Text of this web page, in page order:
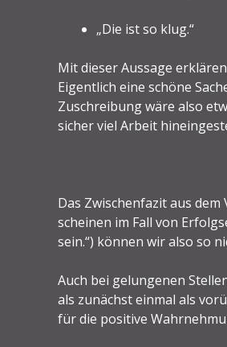
„Die ist so klug.“
Mit dieser Aussage
Eigentlich eine schöne
Zuschreibung wäre also
sicher viel Arbeit
Das Zwischenfazit aus
scheinen im Fall von
sein.“) können wir also so
Auch bei gelungenen
als zunächst einmal als
für die positive